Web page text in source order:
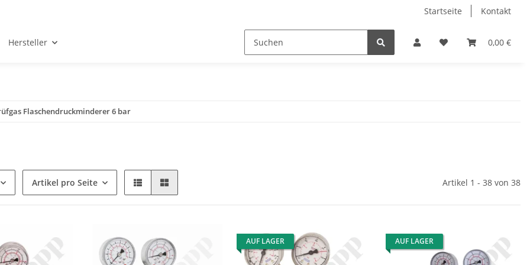
Startseite Kontakt
0,00 €
Hersteller
Flaschendruckminderer 6 bar
Artikel pro Seite Artikel 1 - 38 von 38
AUF LAGER AUF LAGER